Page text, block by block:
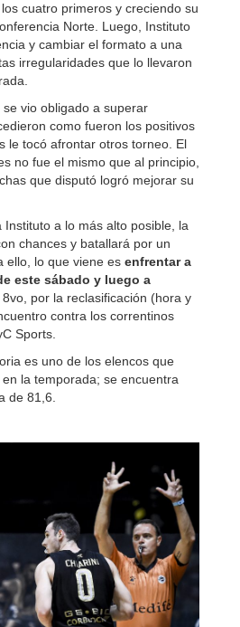
cuatro primeros y creciendo su
Norte. Luego, Instituto
y cambiar el formato a una
irregularidades que lo llevaron
vio obligado a superar
como fueron los positivos
le tocó afrontar otros torneo. El
no fue el mismo que al principio,
que disputó logró mejorar su
a lo más alto posible, la
chances y batallará por un
ello, lo que viene es enfrentar a
este sábado y luego a
por la reclasificación (hora y
contra los correntinos
Sports.
es uno de los elencos que
la temporada; se encuentra
de 81,6.